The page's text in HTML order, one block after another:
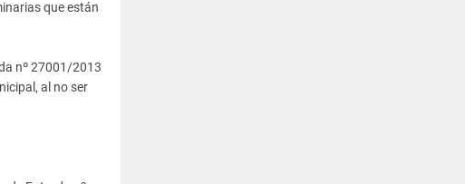
que están
nº 27001/2013
al no ser